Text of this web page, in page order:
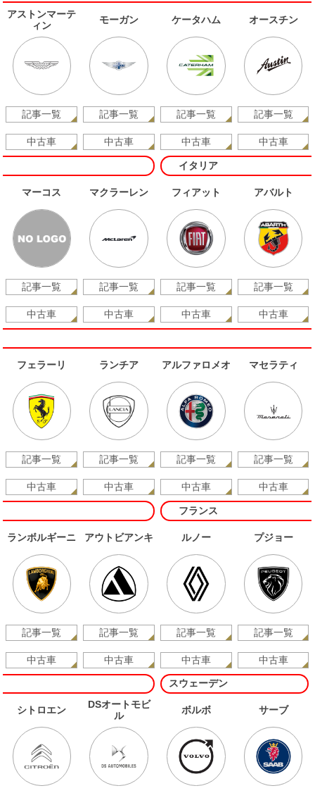
アストンマーテ
ィン
記事一覧
中古車
モーガン
記事一覧
中古車
ケータハム
記事一覧
中古車
オースチン
記事一覧
中古車
マーコス
記事一覧
中古車
マクラーレン
記事一覧
中古車
イタリア
フィアット
記事一覧
中古車
アバルト
記事一覧
中古車
フェラーリ
記事一覧
中古車
ランチア
記事一覧
中古車
アルファロメオ
記事一覧
中古車
マセラティ
記事一覧
中古車
ランボルギーニ
記事一覧
中古車
アウトビアンキ
記事一覧
中古車
フランス
ルノー
記事一覧
中古車
プジョー
記事一覧
中古車
シトロエン
DSオートモビ
ル
スウェーデン
ボルボ サーブ